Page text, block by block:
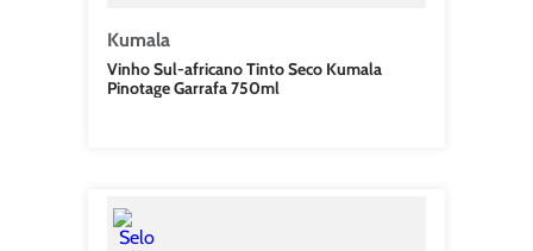
Kumala
Vinho Sul-africano Tinto Seco Kumala
Pinotage Garrafa 750ml